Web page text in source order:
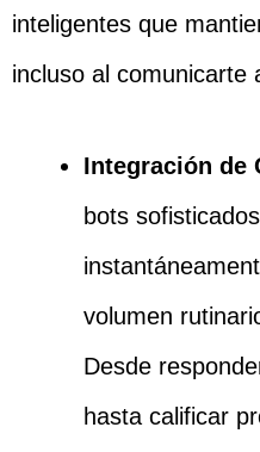
inteligentes que
incluso al comunicarte
Integración de
bots
volumen
Desde
hasta calificar